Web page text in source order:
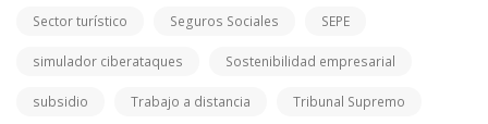
Sector turístico Seguros Sociales SEPE
simulador ciberataques Sostenibilidad empresarial
subsidio Trabajo a distancia Tribunal Supremo